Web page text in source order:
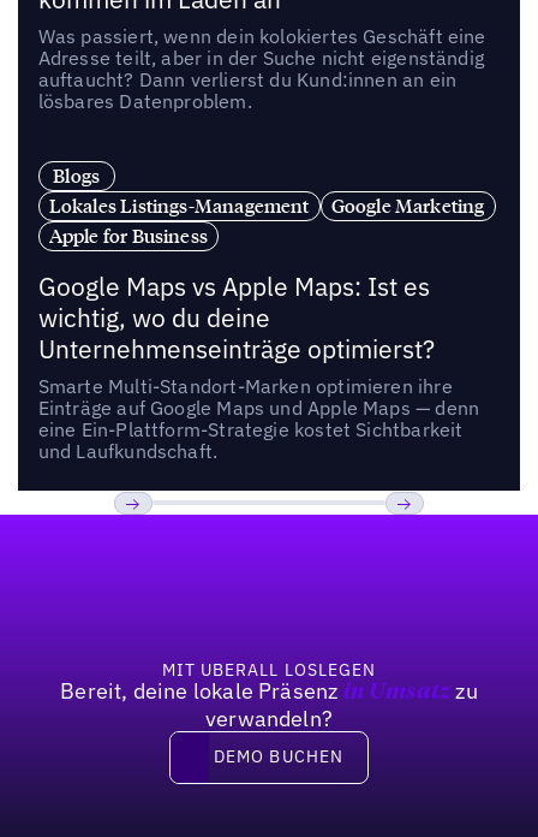
Was passiert, wenn dein kolokiertes Geschäft eine
Adresse teilt, aber in der Suche nicht eigenständig
auftaucht? Dann verlierst du Kund:innen an ein
lösbares Datenproblem.
Blogs
Lokales Listings-Management
Google Marketing
Apple for Business
Google Maps vs Apple Maps: Ist es
wichtig, wo du deine
Unternehmenseinträge optimierst?
Smarte Multi-Standort-Marken optimieren ihre
Einträge auf Google Maps und Apple Maps — denn
eine Ein-Plattform-Strategie kostet Sichtbarkeit
und Laufkundschaft.
MIT UBERALL LOSLEGEN
Bereit, deine lokale Präsenz in Umsatzzu
verwandeln?
DEMO BUCHEN
DEMO BUCHEN